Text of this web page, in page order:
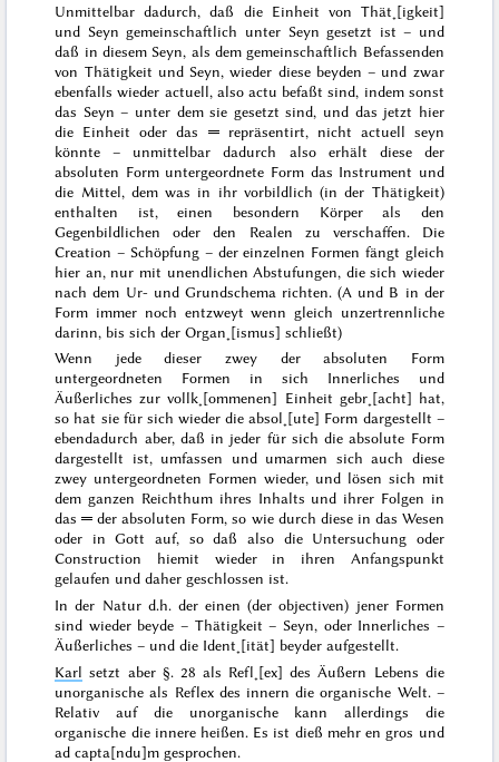
Unmittelbar dadurch, daß die Einheit von Thät˖[igkeit]
und Seyn gemeinschaftlich unter Seyn gesetzt ist – und
daß in diesem Seyn, als demgemeinschaftlich Befassenden
von Thätigkeit und Seyn, wieder diese beyden – und zwar
ebenfalls wieder actuell, also actu befaßt sind, indem sonst
das Seyn – unter dem sie gesetzt sind, und das jetzt hier
die Einheit oder das ═ repräsentirt, nicht actuell seyn
könnte – unmittelbar dadurch also erhält diese der
absoluten Form untergeordnete Form das Instrument und
die Mittel, dem was in ihr vorbildlich (in der Thätigkeit)
enthalten ist, einen besondern Körper als den
Gegenbildlichen oder den Realen zu verschaffen. Die
Creation – Schöpfung– der einzelnen Formen fängt gleich
hier an, nur mit unendlichen Abstufungen, die sich wieder
nach dem Ur- und Grundschema richten. (A und B in der
Form immer noch entzweyt wenn gleich unzertrennliche
darinn, bis sich der Organ˖[ismus] schließt)
Wenn jede dieser zwey der absoluten Form
untergeordneten Formen in sich Innerliches und
Äußerliches zur vollk˖[ommenen] Einheit gebr˖[acht] hat,
so hat sie für sich wieder die absol˖[ute] Form dargestellt –
ebendadurch aber, daß in jeder für sich die absolute Form
dargestellt ist, umfassen und umarmen sich auch diese
zwey untergeordneten Formen wieder, und lösen sich mit
dem ganzen Reichthum ihres Inhalts und ihrer Folgen in
das ═ der absoluten Form, so wie durch diese in das Wesen
oder in Gott auf, so daß also die Untersuchung oder
Construction hiemit wieder in ihren Anfangspunkt
gelaufen und daher geschlossen ist.
In der Naturd.h. der einen (der objectiven) jener Formen
sind wieder beyde – Thätigkeit – Seyn, oder Innerliches –
Äußerliches – und die Ident˖[ität] beyder aufgestellt.
Karl setzt aber §. 28 als Refl˖[ex] des Äußern Lebens die
unorganische als Reflex des innern die organische Welt. –
Relativ auf die unorganische kann allerdings die
organische die innere heißen. Es ist dieß mehren gros und
ad capta[ndu]m gesprochen.